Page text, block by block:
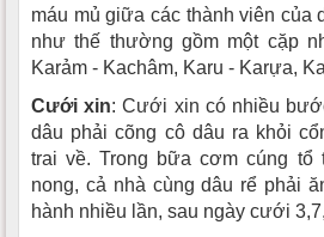
máu mủ giữa các thành viên của
như thế thường gồm một cặp
Karảm - Kachâm, Karu - Karựa,
Cưới xin: Cưới xin có nhiều
dâu phải cõng cô dâu ra khỏi
trai về. Trong bữa cơm cúng tổ
nong, cả nhà cùng dâu rể phải
hành nhiều lần, sau ngày cưới